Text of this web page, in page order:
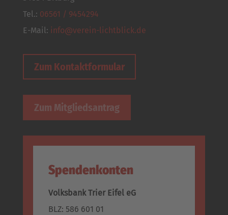
Tel.: 06561 / 9454294
E-Mail: info@verein-lichtblick.de
Zum Kontaktformular
Zum Mitgliedsantrag
Spendenkonten
Volksbank Trier Eifel eG
BLZ: 586 601 01